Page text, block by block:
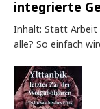
integrierte
Inhalt: Statt Arbeit
alle? So einfach